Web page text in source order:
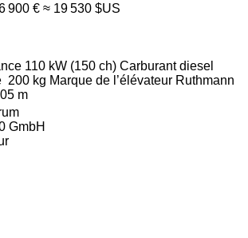
900 € ≈ 19 530 $US
110 kW (150 ch) Carburant diesel
200 kg Marque de l’élévateur Ruthmann
m
GmbH